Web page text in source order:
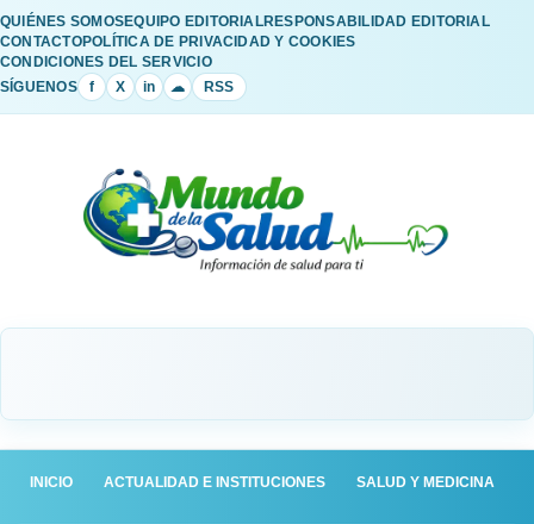
QUIÉNES SOMOSEQUIPO EDITORIALRESPONSABILIDAD EDITORIAL
CONTACTOPOLÍTICA DE PRIVACIDAD Y COOKIES
CONDICIONES DEL SERVICIO
SÍGUENOS
f X in ☁ RSS
INICIO ACTUALIDAD E INSTITUCIONES SALUD Y MEDICINA